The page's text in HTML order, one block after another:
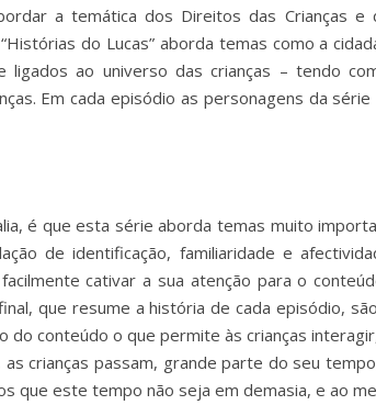
a temática dos Direitos das Crianças e
do Lucas” aborda temas como a
ligados ao universo das crianças – tendo
Em cada episódio as personagens da
é que esta série aborda temas muito
de identificação, familiaridade e
cativar a sua atenção para o
que resume a história de cada episódio,
do conteúdo o que permite às crianças
as crianças passam, grande parte do seu
que este tempo não seja em demasia, e ao